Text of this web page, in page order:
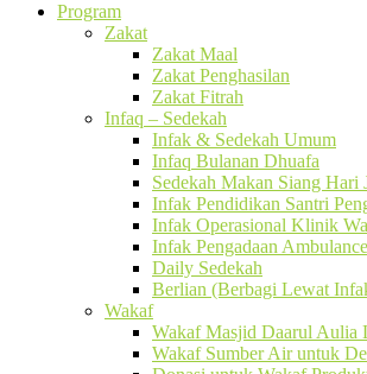
Program
Zakat
Zakat Maal
Zakat Penghasilan
Zakat Fitrah
Infaq – Sedekah
Infak & Sedekah Umum
Infaq Bulanan Dhuafa
Sedekah Makan Siang Hari
Infak Pendidikan Santri
Infak Operasional Klinik
Infak Pengadaan
Daily Sedekah
Berlian (Berbagi Lewat
Wakaf
Wakaf Masjid Daarul Aulia
Wakaf Sumber Air untuk